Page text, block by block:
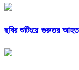
ছবির শুটিংয়ে গুরুতর আহত